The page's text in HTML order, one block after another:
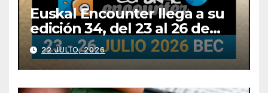
Euskal Encounter llega a su
edición 34, del 23 al 26 de
julio
22 JULIO, 2026